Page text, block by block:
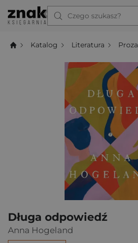
Czego szukasz?
Katalog Literatura Proza
Długa odpowiedź
Anna Hogeland